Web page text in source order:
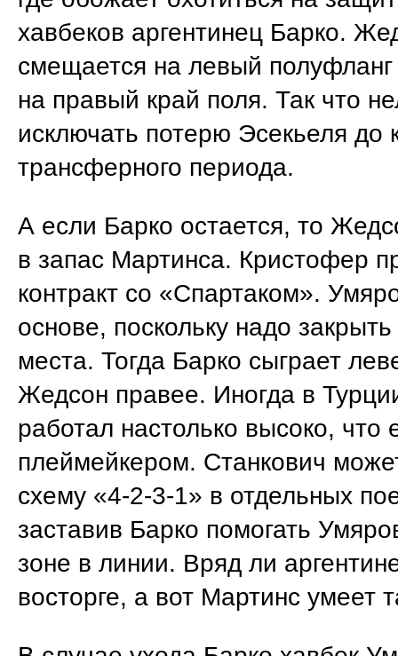
хавбеков аргентинец Барко.
смещается на левый
на правый край поля. Так что
исключать потерю Эсекьеля до
трансферного периода.
А если Барко остается, то
в запас Мартинса. Кристофер
контракт со «Спартаком».
основе, поскольку надо
места. Тогда Барко сыграет
Жедсон правее. Иногда в
работал настолько высоко, что
плеймейкером. Станкович
схему «4-2-3-1» в отдельных
заставив Барко помогать
зоне в линии. Вряд ли
восторге, а вот Мартинс умеет